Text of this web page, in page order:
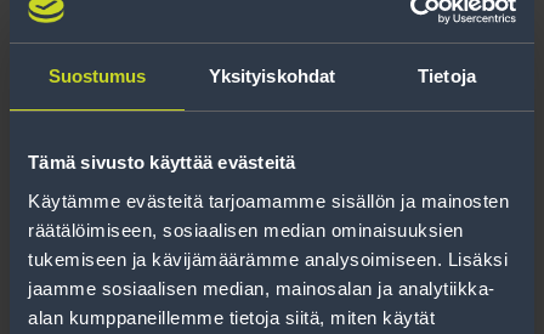
Suostumus Yksityiskohdat Tietoja
Tämä sivusto käyttää evästeitä
Käytämme evästeitä tarjoamamme sisällön ja mainosten
räätälöimiseen, sosiaalisen median ominaisuuksien
tukemiseen ja kävijämäärämme analysoimiseen. Lisäksi
jaamme sosiaalisen median, mainosalan ja analytiikka-
alan kumppaneillemme tietoja siitä, miten käytät
Continental
VanContact Camper